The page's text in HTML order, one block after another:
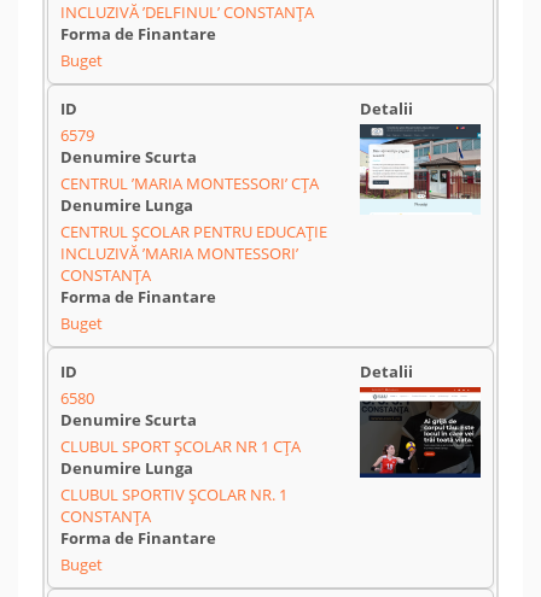
INCLUZIVĂ ’DELFINUL’ CONSTANŢA
Buget
6579
CENTRUL ’MARIA MONTESSORI’ CȚA
CENTRUL ŞCOLAR PENTRU EDUCAŢIE
INCLUZIVĂ ’MARIA MONTESSORI’
CONSTANŢA
Buget
6580
CLUBUL SPORT ŞCOLAR NR 1 CȚA
CLUBUL SPORTIV ŞCOLAR NR. 1
CONSTANŢA
Buget